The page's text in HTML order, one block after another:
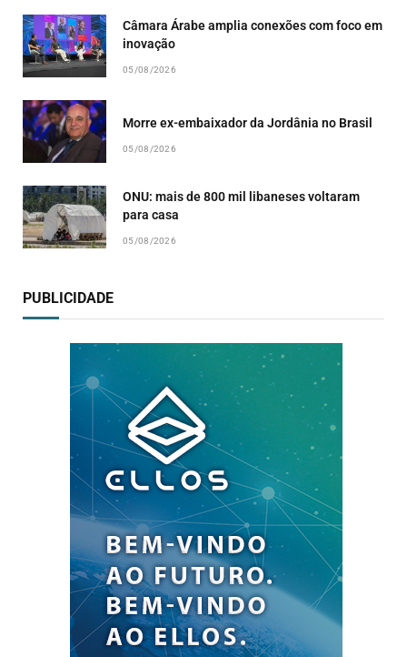
Câmara Árabe amplia conexões com foco em
inovação
05/08/2026
Morre ex-embaixador da Jordânia no Brasil
05/08/2026
ONU: mais de 800 mil libaneses voltaram
para casa
05/08/2026
PUBLICIDADE